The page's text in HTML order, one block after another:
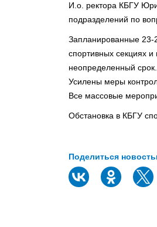
И.о. ректора КБГУ
подразделений по
Запланированные 23-
спортивных секциях и
неопределенный срок.
Усилены меры
Все массовые
Обстановка в КБГУ
Поделиться